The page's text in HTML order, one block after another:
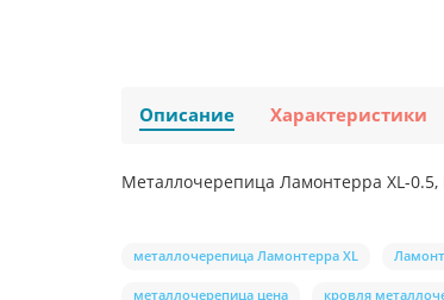
Описание Характеристики
Металлочерепица Ламонтерра XL-0.5,
металлочерепица Ламонтерра XL
металлочерепица цена кровля